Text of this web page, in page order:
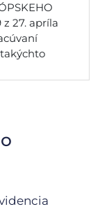
z 27. apríla